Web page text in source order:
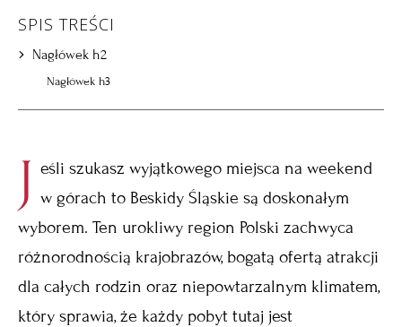
SPIS TREŚCI
Nagłówek h2
Nagłówek h3
J eśli szukasz wyjątkowego miejsca na weekend
w górach to Beskidy Śląskie są doskonałym
wyborem. Ten urokliwy region Polski zachwyca
różnorodnością krajobrazów, bogatą ofertą atrakcji
dla całych rodzin oraz niepowtarzalnym klimatem,
który sprawia, że każdy pobyt tutaj jest